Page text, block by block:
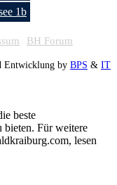
1b
BH Forum
Entwicklung by BPS & IT
beste
bieten. Für weitere
lesen